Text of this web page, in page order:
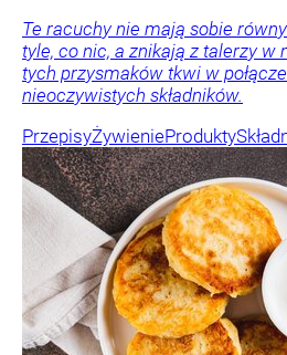
Te racuchy nie mają sobie
tyle, co nic, a znikają z talerzy w
tych przysmaków tkwi w
nieoczywistych składników.
PrzepisyŻywienieProdukty